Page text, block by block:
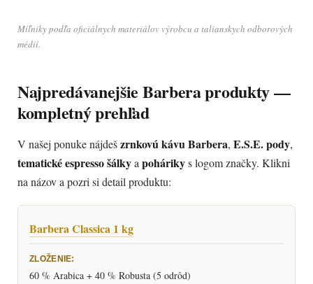
Míľniky podľa oficiálnych materiálov výrobcu a talianskych odborových
médií.
Najpredávanejšie Barbera produkty —
kompletný prehľad
V našej ponuke nájdešzrnkovú kávu Barbera, E.S.E. pody,
tematické espresso šálkya pohárikys logom značky. Klikni
na názov a pozri si detail produktu:
Barbera Classica 1 kg
60 % Arabica + 40 % Robusta (5 odrôd)